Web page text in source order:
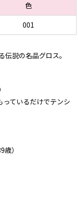
色
001
説の名品グロス。
っているだけでテンシ
）